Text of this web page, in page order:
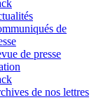
de
de presse
de nos lettres